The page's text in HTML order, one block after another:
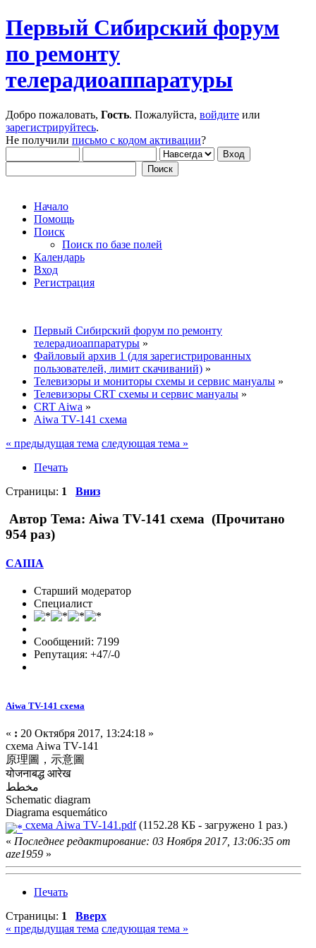
Первый Сибирский форум
по ремонту
телерадиоаппаратуры
Добро пожаловать, Гость. Пожалуйста, войдите или
зарегистрируйтесь.
Не получили письмо с кодом активации?
Начало
Помощь
Поиск
Поиск по базе полей
Календарь
Вход
Регистрация
Первый Сибирский форум по ремонту
телерадиоаппаратуры »
Файловый архив 1 (для зарегистрированных
пользователей, лимит скачиваний) »
Телевизоры и мониторы схемы и сервис мануалы »
Телевизоры CRT схемы и сервис мануалы »
CRT Aiwa »
Aiwa TV-141 схема
« предыдущая тема следующая тема »
Печать
Страницы: 1 Вниз
Автор Тема: Aiwa TV-141 схема (Прочитано
954 раз)
CAIIIA
Старший модератор
Специалист
Сообщений: 7199
Репутация: +47/-0
Aiwa TV-141 схема
« : 20 Октября 2017, 13:24:18 »
схема Aiwa TV-141
原理圖，示意圖
योजनाबद्ध आरेख
مخطط
Schematic diagram
Diagrama esquemático
схема Aiwa TV-141.pdf(1152.28 КБ - загружено 1 раз.)
« Последнее редактирование: 03 Ноября 2017, 13:06:35 от
aze1959 »
Печать
Страницы: 1
Вверх
« предыдущая тема следующая тема »